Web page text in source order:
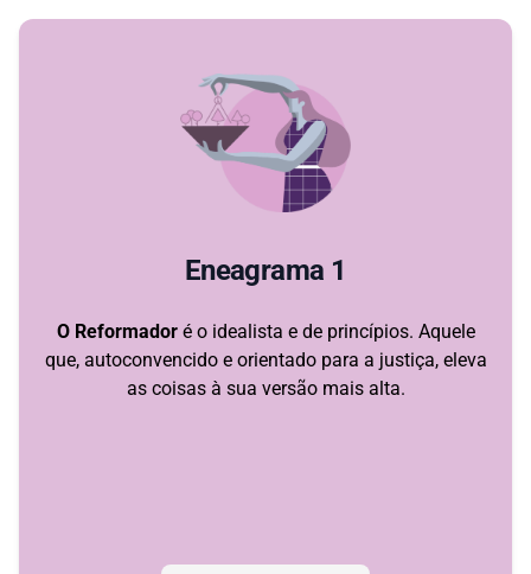
Eneagrama 1
O Reformadoré o idealista e de princípios. Aquele
que, autoconvencido e orientado para a justiça, eleva
as coisas à sua versão mais alta.